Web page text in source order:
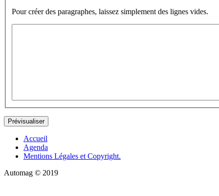
Pour créer des paragraphes, laissez simplement des lignes vides.
Accueil
Agenda
Mentions Légales et Copyright.
Automag © 2019